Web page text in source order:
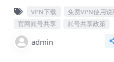
VPN下载 免费VPN使用说
官网账号共享
账号共享政策
admin